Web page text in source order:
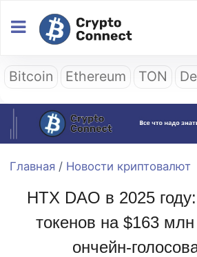
Bitcoin Ethereum TON
Главная / Новости криптовалют
HTX DAO в 2025
токенов на $163 млн
ончейн-